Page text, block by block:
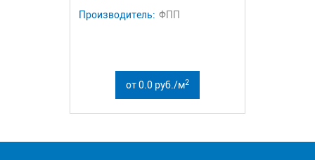
Производитель: ФПП
от 0.0 руб./м2